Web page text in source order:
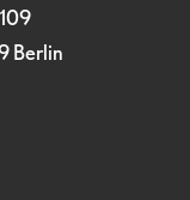
Berlin